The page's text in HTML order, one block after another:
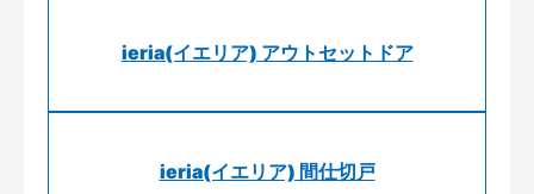
ieria(イエリア) アウトセットドア
ieria(イエリア) 間仕切戸